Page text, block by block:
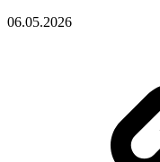
06.05.2026